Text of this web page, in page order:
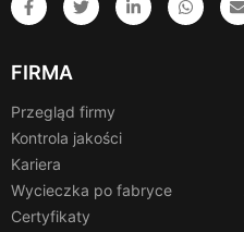
FIRMA
Przegląd firmy
Kontrola jakości
Kariera
Wycieczka po fabryce
Certyfikaty